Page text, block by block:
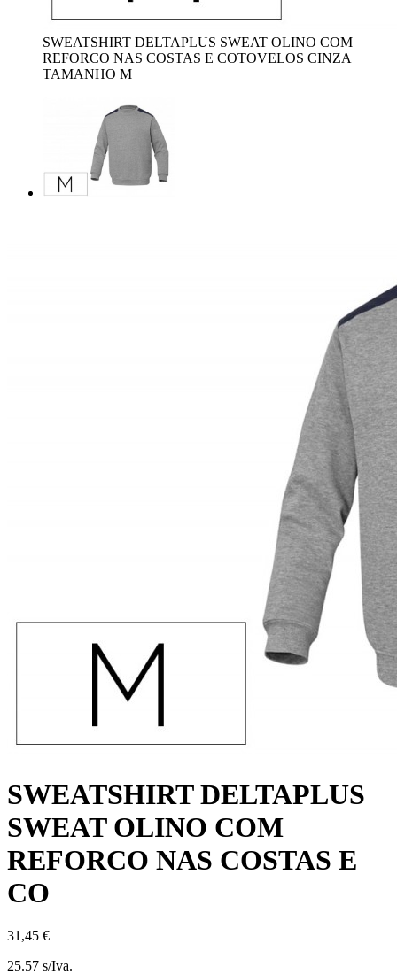
SWEATSHIRT DELTAPLUS SWEAT OLINO COM
REFORCO NAS COSTAS E COTOVELOS CINZA
TAMANHO M
SWEATSHIRT DELTAPLUS
SWEAT OLINO COM
REFORCO NAS COSTAS E
CO
31,45 €
25.57 s/Iva.